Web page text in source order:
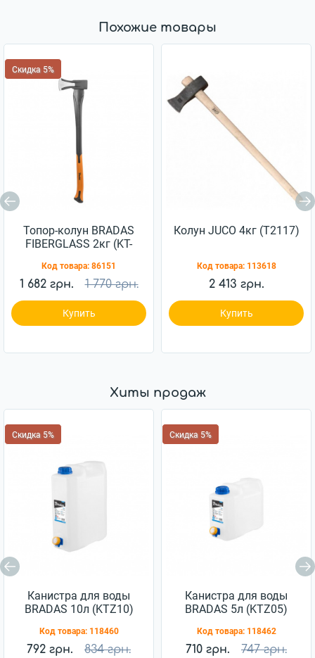
Похожие товары
Скидка 5%
Топор-колун BRADAS
FIBERGLASS 2кг (KT-
Код товара: 86151
1 682 грн. 1 770 грн.
Купить
Колун JUCO 4кг (Т2117)
Код товара: 113618
2 413 грн.
Купить
Хиты продаж
Скидка 5%
Канистра для воды
BRADAS 10л (KTZ10)
Код товара: 118460
792 грн. 834 грн.
Скидка 5%
Канистра для воды
BRADAS 5л (KTZ05)
Код товара: 118462
710 грн. 747 грн.